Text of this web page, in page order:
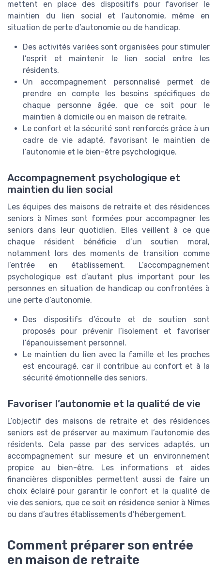
mettent en place des dispositifs pour favoriser le
maintien du lien social et l’autonomie, même en
situation de perte d’autonomie ou de handicap.
Des activités variées sont organisées pour stimuler
l’esprit et maintenir le lien social entre les
résidents.
Un accompagnement personnalisé permet de
prendre en compte les besoins spécifiques de
chaque personne âgée, que ce soit pour le
maintien à domicile ou en maison de retraite.
Le confort et la sécurité sont renforcés grâce à un
cadre de vie adapté, favorisant le maintien de
l’autonomie et le bien-être psychologique.
Accompagnement psychologique et
maintien du lien social
Les équipes des maisons de retraite et des résidences
seniors à Nîmes sont formées pour accompagner les
seniors dans leur quotidien. Elles veillent à ce que
chaque résident bénéficie d’un soutien moral,
notamment lors des moments de transition comme
l’entrée en établissement. L’accompagnement
psychologique est d’autant plus important pour les
personnes en situation de handicap ou confrontées à
une perte d’autonomie.
Des dispositifs d’écoute et de soutien sont
proposés pour prévenir l’isolement et favoriser
l’épanouissement personnel.
Le maintien du lien avec la famille et les proches
est encouragé, car il contribue au confort et à la
sécurité émotionnelle des seniors.
Favoriser l’autonomie et la qualité de vie
L’objectif des maisons de retraite et des résidences
seniors est de préserver au maximum l’autonomie des
résidents. Cela passe par des services adaptés, un
accompagnement sur mesure et un environnement
propice au bien-être. Les informations et aides
financières disponibles permettent aussi de faire un
choix éclairé pour garantir le confort et la qualité de
vie des seniors, que ce soit en résidence senior à Nîmes
ou dans d’autres établissements d’hébergement.
Comment préparer son entrée
en maison de retraite